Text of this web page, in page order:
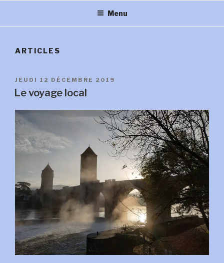
Menu
ARTICLES
PUBLIÉ
LE
JEUDI 12 DÉCEMBRE 2019
Le voyage local